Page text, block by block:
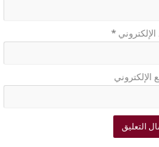
الإلكتروني*
الإلكتروني